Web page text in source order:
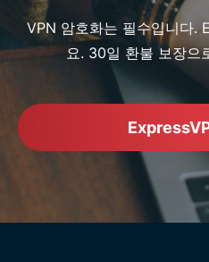
VPN 암호화는 필수입니다.
요. 30일 환불 보장으